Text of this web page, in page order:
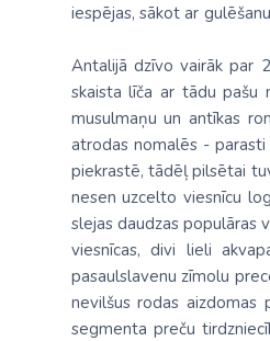
Grieķija: Korfu
Grieķija: Krēta
Grieķija: Peloponesa
Grieķija: Roda
Gruzija: Batumi
Itālija: Kalabrija
Itālija: Sardīnija
Itālija: Sicīlija
Bosnija un
Bulgārija
Čehija
Dānija
Francija
Grieķija
Gruzija
Horvātija
Grieķija
Horvātija
Blogs
Palīdzība ārkārtas
BALTA ceļojumu
Anketas vīzu
Lidojumu atcelšana
Auto noma
iespējas, sākot ar
Antalijā dzīvo vairāk par
skaista līča ar tādu pašu
musulmaņu un antīkas
atrodas nomalēs -
piekrastē, tādēļ pilsētai
nesen uzcelto viesnīcu
slejas daudzas populāras
viesnīcas, divi lieli
pasaulslavenu zīmolu
nevilšus rodas aizdomas
segmenta preču